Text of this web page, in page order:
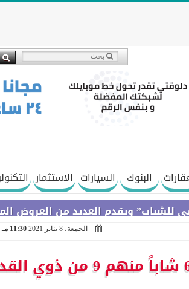
البنوك السيارات الاستثمار
العديد من العروض المجانية دعمًا
الجمعة، 8 يناير 2021 11:30 مـ
” القوى العاملة” :تعيين 659 شاباً منهم 9